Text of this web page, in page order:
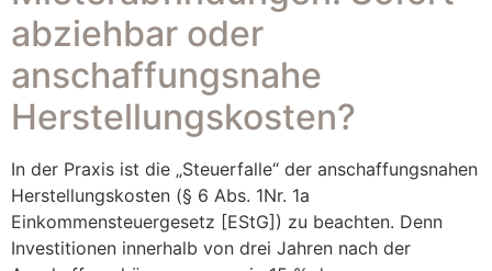
abziehbar oder
anschaffungsnahe
Herstellungskosten?
In der Praxis ist die „Steuerfalle“ der anschaffungsnahen
Herstellungskosten (§ 6 Abs. 1Nr. 1a
Einkommensteuergesetz [EStG]) zu beachten. Denn
Investitionen innerhalb von drei Jahren nach der